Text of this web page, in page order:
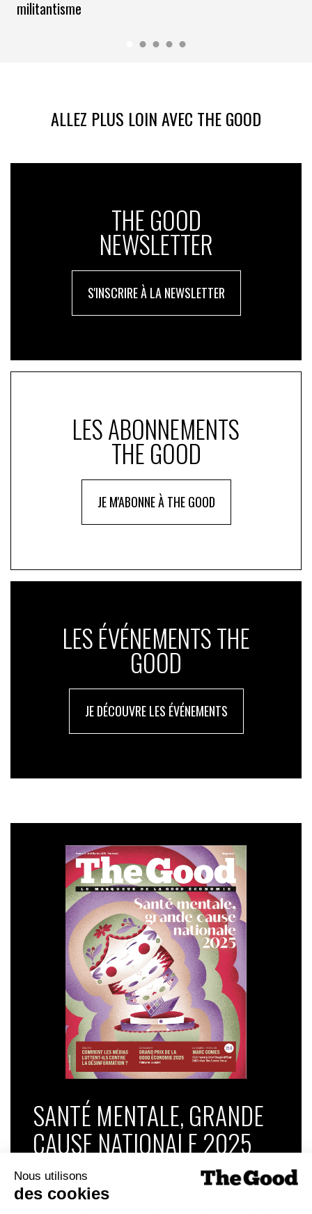
militantisme
ALLEZ PLUS LOIN AVEC THE GOOD
THE GOOD
NEWSLETTER
S'INSCRIRE À LA NEWSLETTER
LES ABONNEMENTS
THE GOOD
JE M'ABONNE À THE GOOD
LES ÉVÉNEMENTS THE
GOOD
JE DÉCOUVRE LES ÉVÉNEMENTS
SANTÉ MENTALE, GRANDE
CAUSE NATIONALE 2025
Dans ce numéro, enquête : Comment les
médias luttent-ils contre la désinformation ? |